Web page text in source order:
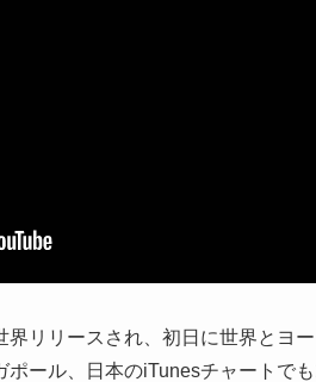
リリースされ、初日に世界とヨ
ール、日本のiTunesチャートで